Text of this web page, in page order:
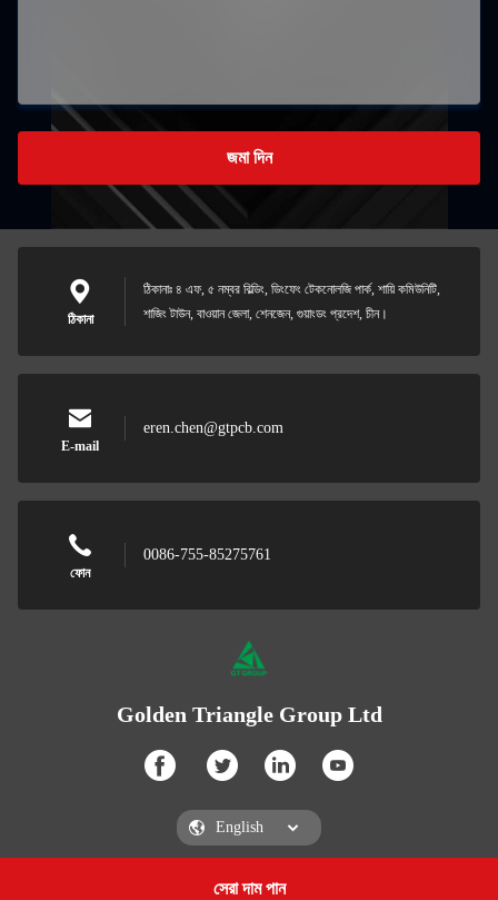
সেরা দাম পান
জমা দিন
ঠিকানা
ঠিকানাঃ ৪ এফ, ৫ নম্বর বিল্ডিং, ডিংফেং টেকনোলজি পার্ক, শায়ি কমিউনিটি,
শাজিং টাউন, বাওয়ান জেলা, শেনজেন, গুয়াংডং প্রদেশ, চীন।
E-mail
eren.chen@gtpcb.com
ফোন
0086-755-85275761
Golden Triangle Group Ltd
Golden Triangle Group LtdGet a Quote